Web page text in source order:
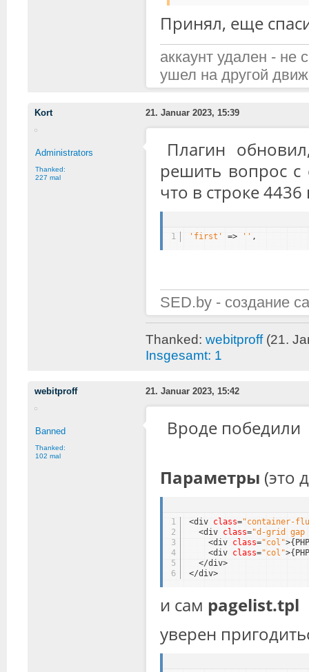
Принял, еще
аккаунт удален - не
ушел на другой
Kort 21. Januar 2023, 15:39
Administrators
Thanked:
227 mal
Плагин
решить вопрос с
что в строке 4436
1 'first' => '' ,
SED.by - создание
Thanked: webitproff(21.
Insgesamt: 1
webitproff 21. Januar 2023, 15:42
Banned
Thanked:
102 mal
Вроде победили
Параметры (это
1
2
3
4
5
6
<div class="container-
<div class="d-grid gap
<div class="col"
<div class="col"
</div>
</div>
и сам pagelist.tpl
уверен